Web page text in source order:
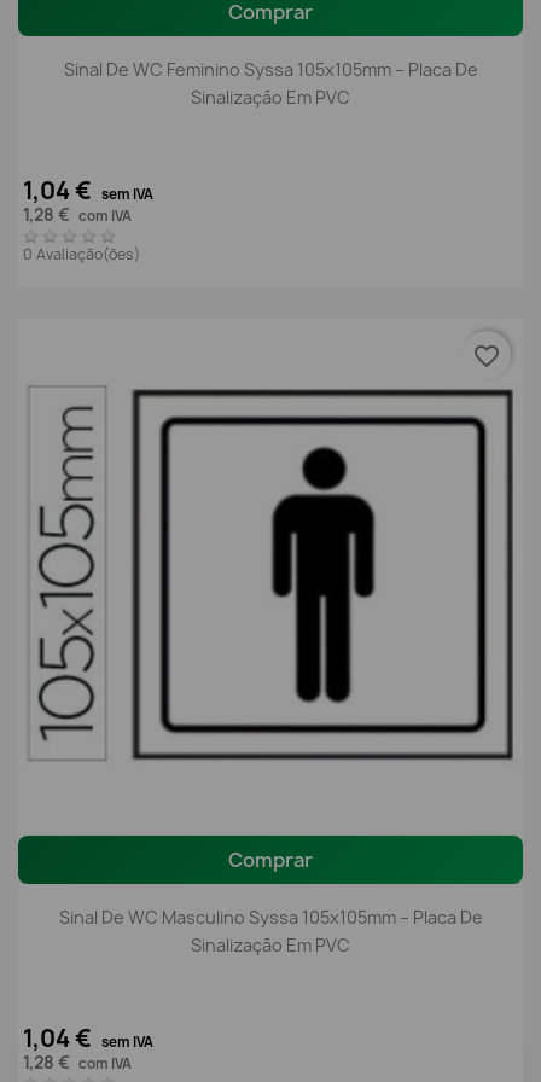
Comprar
Sinal De WC Feminino Syssa 105x105mm – Placa De
Sinalização Em PVC
1,04 € sem IVA
1,28 € com IVA
0 Avaliação(ões)
Comprar
Sinal De WC Masculino Syssa 105x105mm – Placa De
Sinalização Em PVC
1,04 € sem IVA
1,28 € com IVA
favorite_border